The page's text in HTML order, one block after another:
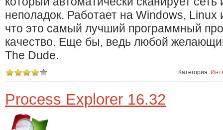
неполадок. Работает на Windows,
что это самый лучший программный
качество. Еще бы, ведь любой
The Dude.
Категория:
Process Explorer 16.32